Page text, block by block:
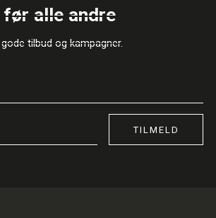
før alle andre
tilbud og kampagner.
TILMELD